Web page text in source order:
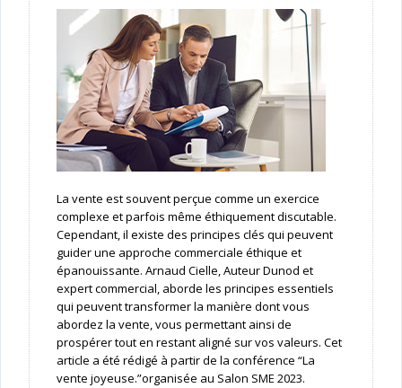
La vente est souvent perçue comme un exercice
complexe et parfois même éthiquement discutable.
Cependant, il existe des principes clés qui peuvent
guider une approche commerciale éthique et
épanouissante. Arnaud Cielle, Auteur Dunod et
expert commercial, aborde les principes essentiels
qui peuvent transformer la manière dont vous
abordez la vente, vous permettant ainsi de
prospérer tout en restant aligné sur vos valeurs. Cet
article a été rédigé à partir de la conférence “La
vente joyeuse.”organisée au Salon SME 2023.